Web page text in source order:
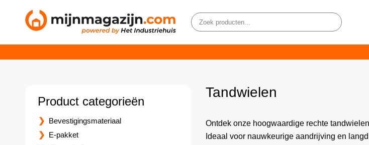
Tandwielen
Ontdek onze hoogwaardige rechte
Ideaal voor nauwkeurige aandrijving en
Product categorieën
Bevestigingsmateriaal
E-pakket